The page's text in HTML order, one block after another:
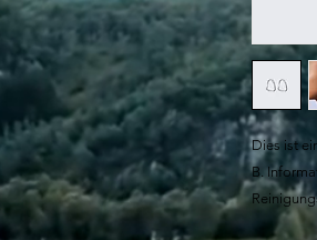
Dies ist
B.